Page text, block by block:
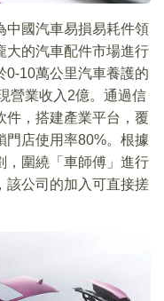
中國汽車易損易耗件領
大的汽車配件市場進行
0-10萬公里汽車養護的
營業收入2億。通過信
件，搭建產業平台，覆
門店使用率80%。根據
，圍繞「車師傅」進行
該公司的加入可直接搓